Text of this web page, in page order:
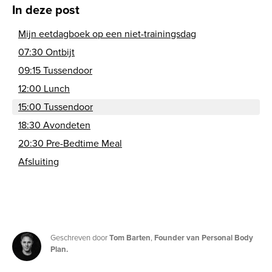
In deze post
Mijn eetdagboek op een niet-trainingsdag
07:30 Ontbijt
09:15 Tussendoor
12:00 Lunch
15:00 Tussendoor
18:30 Avondeten
20:30 Pre-Bedtime Meal
Afsluiting
Geschreven doorTom Barten, Founder van Personal Body
Plan.